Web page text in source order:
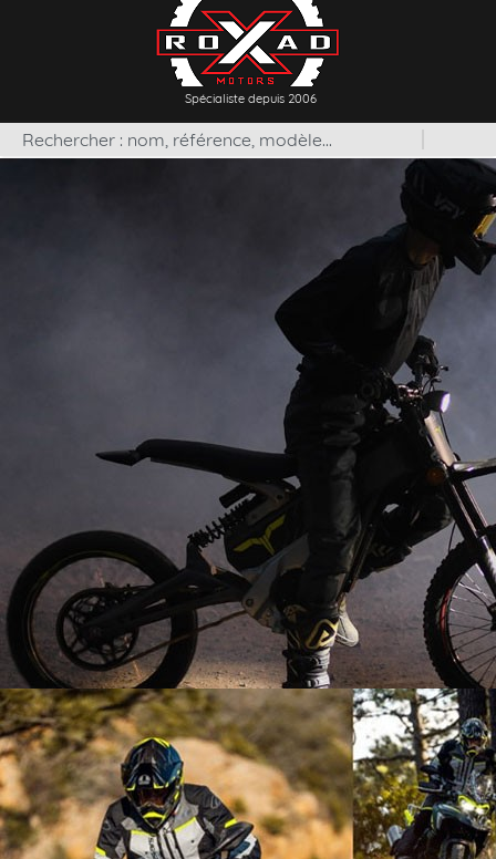
Spécialiste depuis 2006